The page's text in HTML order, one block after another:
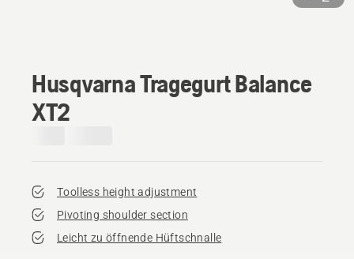
Husqvarna Tragegurt Balance
XT2
Toolless height adjustment
Pivoting shoulder section
Leicht zu öffnende Hüftschnalle